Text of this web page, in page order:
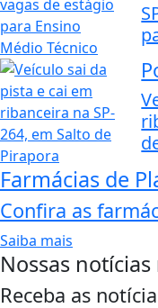
Farmácias de
Confira as
Saiba mais
Nossas notícias
Receba as